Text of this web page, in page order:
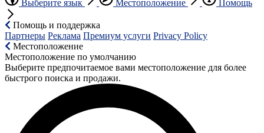
Выберите язык Местоположение Помощь
Помощь и поддержка
Партнеры Реклама Премиум услуги Privacy Policy
Местоположение
Местоположение по умолчанию
Выберите предпочитаемое вами местоположение для более
быстрого поиска и продажи.